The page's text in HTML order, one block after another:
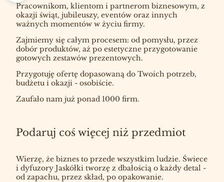
Pracownikom, klientom i partnerom biznesowym, z
okazji świąt, jubileuszy, eventów oraz innych
ważnych momentów w życiu firmy.
Zajmiemy się całym procesem: od pomysłu, przez
dobór produktów, aż po estetyczne przygotowanie
gotowych zestawów prezentowych.
Przygotuję ofertę dopasowaną do Twoich potrzeb,
budżetu i okazji - osobiście.
Zaufało nam już ponad 1000 firm.
Podaruj coś więcej niż przedmiot
Wierzę, że biznes to przede wszystkim ludzie. Świece
i dyfuzory Jaskółki tworzę z dbałością o każdy detal -
od zapachu, przez skład, po opakowanie.